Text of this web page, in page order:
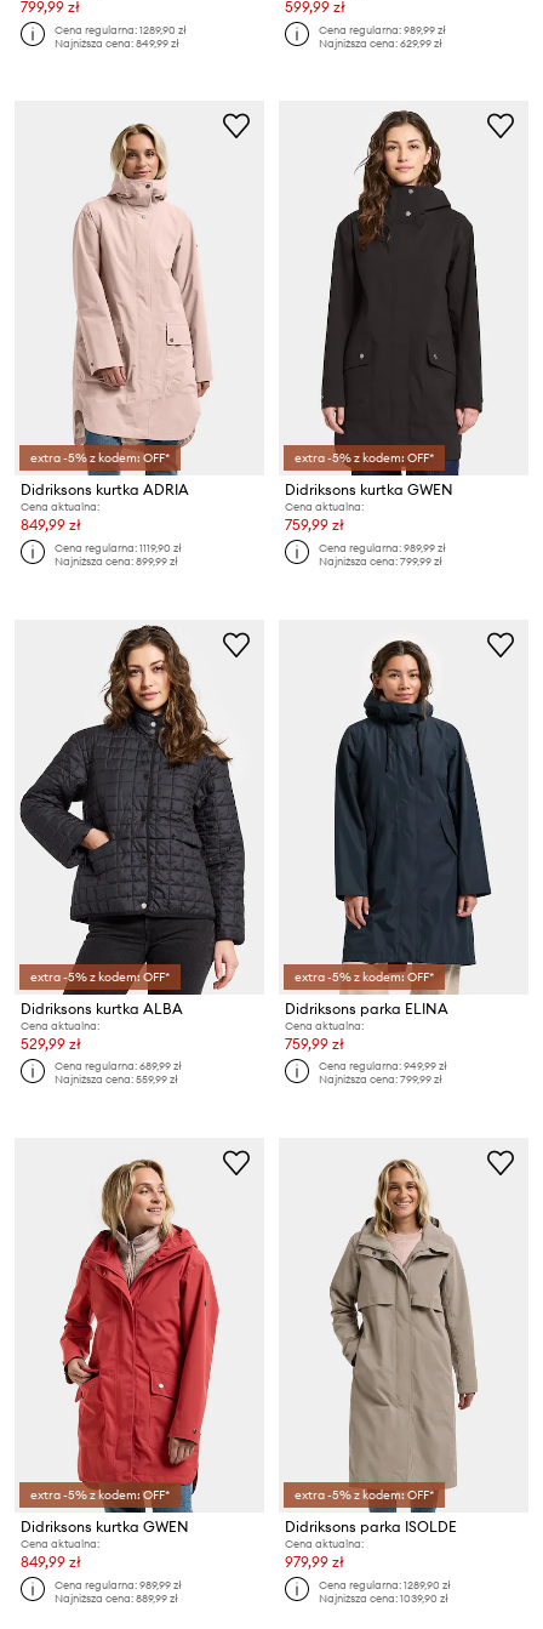
799,99 zł
Cena regularna:1289,90 zł
Najniższa cena:849,99 zł
599,99 zł
Cena regularna:989,99 zł
Najniższa cena:629,99 zł
extra -5% z kodem: OFF*
Didriksons kurtka ADRIA
Cena aktualna:
849,99 zł
Cena regularna:1119,90 zł
Najniższa cena:899,99 zł
extra -5% z kodem: OFF*
Didriksons kurtka GWEN
Cena aktualna:
759,99 zł
Cena regularna:989,99 zł
Najniższa cena:799,99 zł
extra -5% z kodem: OFF*
Didriksons kurtka ALBA
Cena aktualna:
529,99 zł
Cena regularna:689,99 zł
Najniższa cena:559,99 zł
extra -5% z kodem: OFF*
Didriksons parka ELINA
Cena aktualna:
759,99 zł
Cena regularna:949,99 zł
Najniższa cena:799,99 zł
extra -5% z kodem: OFF*
Didriksons kurtka GWEN
Cena aktualna:
849,99 zł
Cena regularna:989,99 zł
Najniższa cena:889,99 zł
extra -5% z kodem: OFF*
Didriksons parka ISOLDE
Cena aktualna:
979,99 zł
Cena regularna:1289,90 zł
Najniższa cena:1039,90 zł